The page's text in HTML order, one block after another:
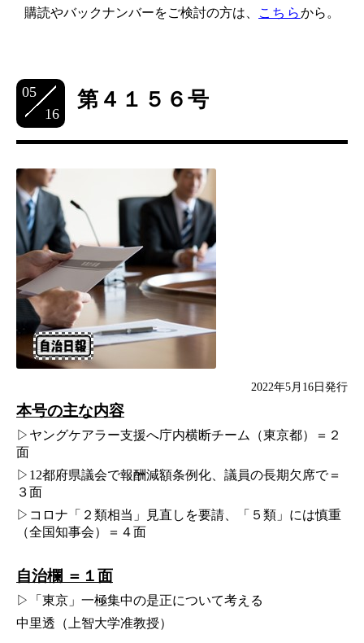
購読やバックナンバーをご検討の方は、
こちらから。
05
16
第４１５６号
2022年5月16日発行
本号の主な内容
▷ヤングケアラー支援へ庁内横断チーム（東京都）＝２
面
▷12都府県議会で報酬減額条例化、議員の長期欠席で＝
３面
▷コロナ「２類相当」見直しを要請、「５類」には慎重
（全国知事会）＝４面
自治欄 ＝１面
▷「東京」一極集中の是正について考える
中里透（上智大学准教授）